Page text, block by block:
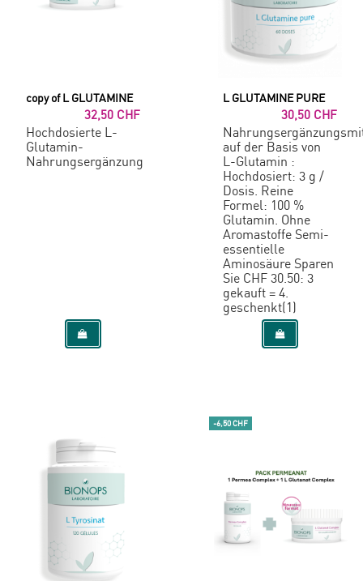
copy of L GLUTAMINE
32,50 CHF
Hochdosierte L-
Glutamin-
Nahrungsergänzung
L GLUTAMINE PURE
30,50 CHF
auf der Basis von
L-Glutamin :
Hochdosiert: 3 g /
Dosis. Reine
Formel: 100 %
Glutamin. Ohne
Aromastoffe Semi-
essentielle
Aminosäure Sparen
Sie CHF 30.50: 3
gekauft = 4.
geschenkt(1)
-6,50 CHF